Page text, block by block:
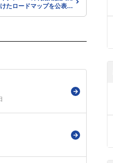
たロードマップを公表